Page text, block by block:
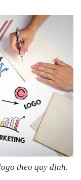
theo quy định.